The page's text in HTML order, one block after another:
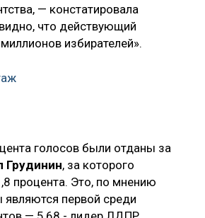
— констатировала
что действующий
избирателей».
голосов были отданы за
Грудинин, за которого
процента. Это, по мнению
являются первой среди